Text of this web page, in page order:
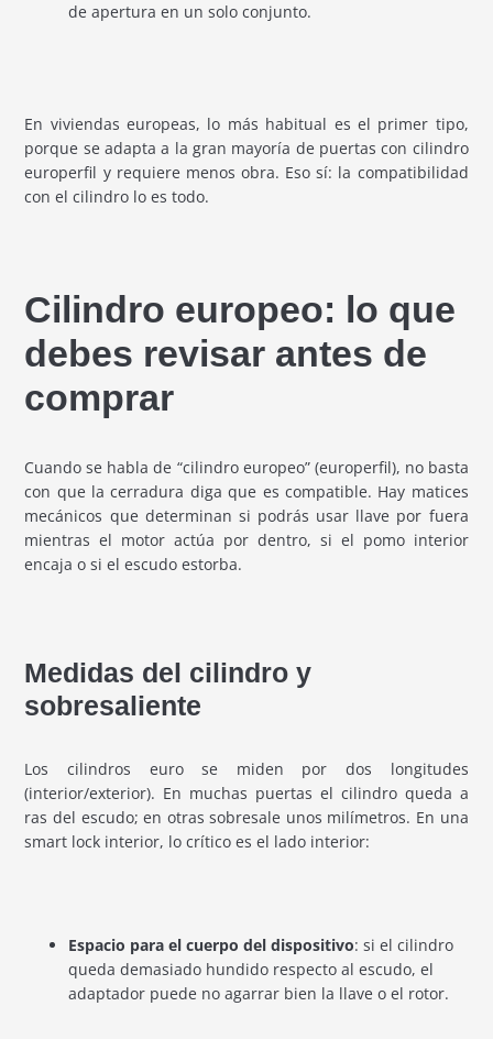
de apertura en un solo conjunto.
En viviendas europeas, lo más habitual es el primer tipo,
porque se adapta a la gran mayoría de puertas con cilindro
europerfil y requiere menos obra. Eso sí: la compatibilidad
con el cilindro lo es todo.
Cilindro europeo: lo que
debes revisar antes de
comprar
Cuando se habla de “cilindro europeo” (europerfil), no basta
con que la cerradura diga que es compatible. Hay matices
mecánicos que determinan si podrás usar llave por fuera
mientras el motor actúa por dentro, si el pomo interior
encaja o si el escudo estorba.
Medidas del cilindro y
sobresaliente
Los cilindros euro se miden por dos longitudes
(interior/exterior). En muchas puertas el cilindro queda a
ras del escudo; en otras sobresale unos milímetros. En una
smart lock interior, lo crítico es el lado interior:
Espacio para el cuerpo del dispositivo: si el cilindro
queda demasiado hundido respecto al escudo, el
adaptador puede no agarrar bien la llave o el rotor.